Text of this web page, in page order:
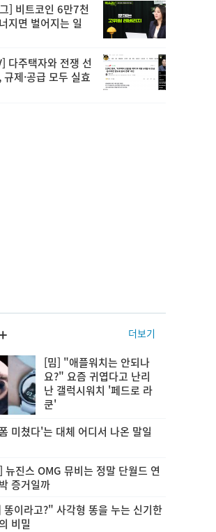
] 비트코인 6만7천
지면 벌어지는 일
다주택자와 전쟁 선
제·공급 모두 실효
더보기
[밈] "애플워치는 안되나
요?" 요즘 귀엽다고 난리
난 갤럭시워치 '페드로 라
쿤'
미쳤다'는 대체 어디서 나온 말일
뉴진스 OMG 뮤비는 정말 단월드 연
증거일까
이라고?" 사각형 똥을 누는 신기한
비밀